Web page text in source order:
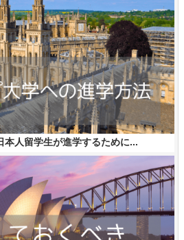
本人留学生が進学するために...